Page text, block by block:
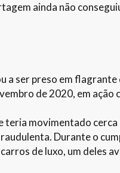
ainda não
a ser preso em
de 2020, em
movimentado cerca
Durante o
de luxo, um deles